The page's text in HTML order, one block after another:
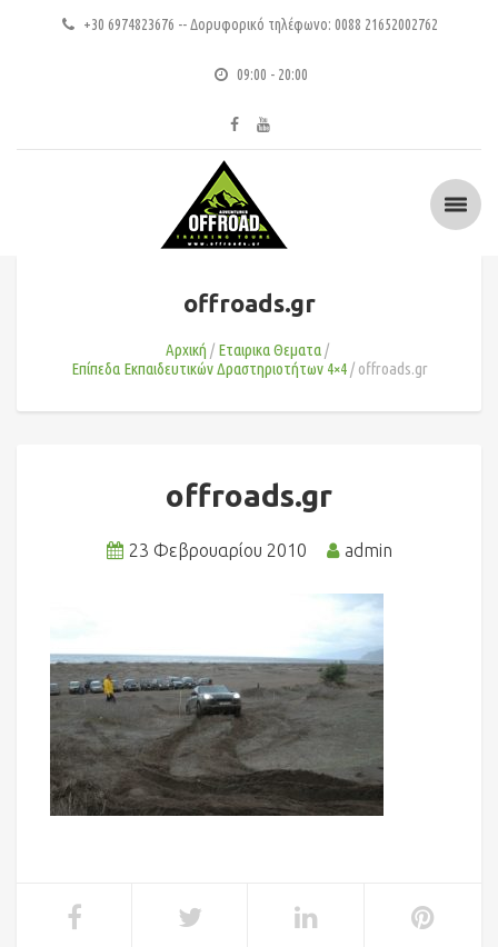
+30 6974823676 -- Δορυφορικό τηλέφωνο: 0088 21652002762
09:00 - 20:00
offroads.gr
Αρχική
Εταιρικα Θεματα
Επίπεδα Εκπαιδευτικών Δραστηριοτήτων 4×4
offroads.gr
offroads.gr
23 Φεβρουαρίου 2010 admin